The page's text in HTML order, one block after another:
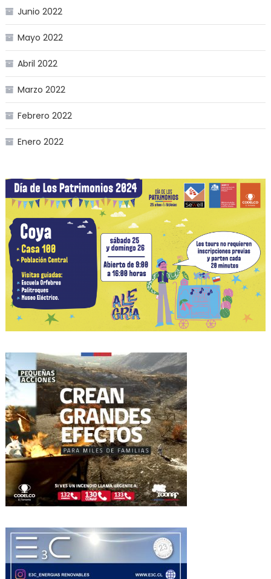
Junio 2022
Mayo 2022
Abril 2022
Marzo 2022
Febrero 2022
Enero 2022